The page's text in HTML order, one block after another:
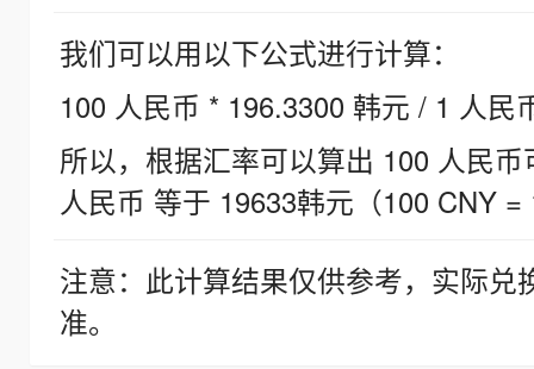
我们可以用以下公式进行计算：
100 人民币 * 196.3300 韩元 / 1 人民
所以，根据汇率可以算出 100 人民
人民币 等于 19633韩元（100 CNY =
注意：此计算结果仅供参考，实际
准。